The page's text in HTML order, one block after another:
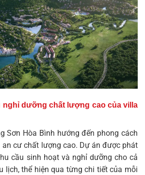
nghỉ dưỡng chất lượng cao của villa
Sơn Hòa Bình hướng đến phong cách
cư chất lượng cao. Dự án được phát
cầu sinh hoạt và nghỉ dưỡng cho cả
lịch, thể hiện qua từng chi tiết của mỗi